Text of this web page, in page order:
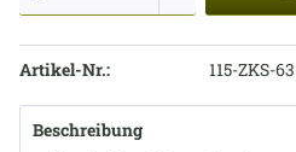
Artikel-Nr.: 115-ZKS-
Beschreibung